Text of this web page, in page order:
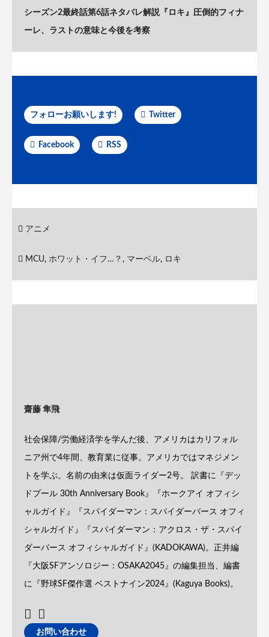
シーズン2最終話第6話ネタバレ解説『ロキ』圧倒的フィナ
ーレ、ラストの意味と今後を考察
フォローお願いします! Twitter
Facebook RSS
アニメ
MCU, ホワット・イフ…？ , マーベル, ロキ
齋藤 隼飛
社会保障/労働経済学を学んだ後、アメリカはカリフォル
ニア州で4年間、教育業に従事。アメリカではマネジメン
トを学ぶ。名前の由来は仮面ライダー2号。 訳書に『デッ
ドプール 30th Anniversary Book』『ホークアイ オフィシ
ャルガイド』『スパイダーマン：スパイダーバース オフィ
シャルガイド』『スパイダーマン：アクロス・ザ・スパイ
ダーバース オフィシャルガイド』(KADOKAWA)。正井編
『大阪SFアンソロジー：OSAKA2045』の編集担当、編書
に『野球SF傑作選 ベストナイン2024』(Kaguya Books)。
お問い合わせ